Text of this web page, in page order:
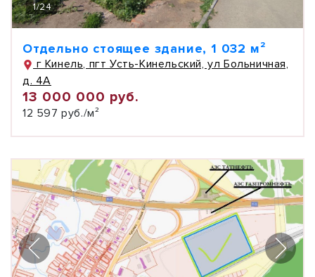
1/24
Отдельно стоящее здание, 1 032 м²
г Кинель, пгт Усть-Кинельский, ул Больничная,
д. 4А
13 000 000 руб.
12 597 руб./м²